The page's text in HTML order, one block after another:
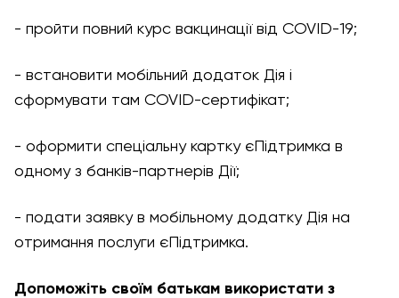
- пройти повний курс вакцинації від COVID-19;
- встановити мобільний додаток Дія і
сформувати там COVID-сертифікат;
- оформити спеціальну картку єПідтримка в
одному з банків-партнерів Дії;
- подати заявку в мобільному додатку Дія на
отримання послуги єПідтримка.
Допоможіть своїм батькам використати з